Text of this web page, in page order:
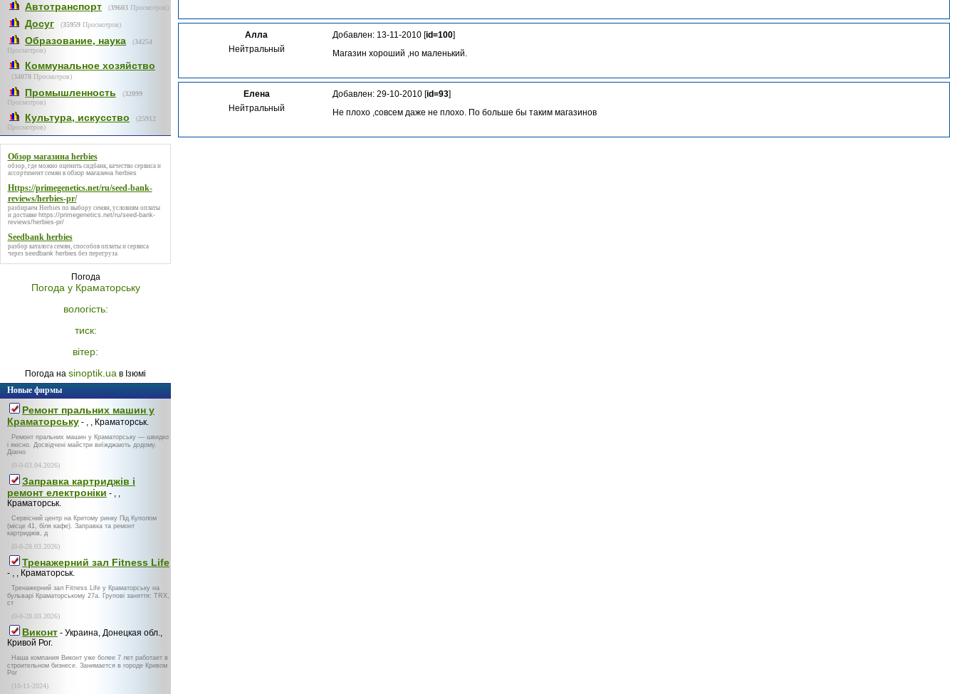
Автотранспорт (39603 Просмотров)
Досуг (35959 Просмотров)
Образование, наука (34254
Просмотров)
Коммунальное хозяйство
(34078 Просмотров)
Промышленность (32099
Просмотров)
Культура, искусство (25912
Просмотров)
Обзор магазина herbies
обзор, где можно оценить сидбанк, качество сервиса и
ассортимент семян в обзор магазина herbies
Https://primegenetics.net/ru/seed-bank-
reviews/herbies-pr/
разбираем Herbies по выбору семян, условиям оплаты
и доставке https://primegenetics.net/ru/seed-bank-
reviews/herbies-pr/
Seedbank herbies
разбор каталога семян, способов оплаты и сервиса
через seedbank herbies без перегруза
Погода
Погода у Краматорську
вологість:
тиск:
вітер:
Погода на sinoptik.ua в Ізюмі
Новые фирмы
Ремонт пральних машин у
Краматорську - , , Краматорськ.
Ремонт пральних машин у Краматорську — швидко
і якісно. Досвідчені майстри виїжджають додому.
Діагно
(0-0-03.04.2026)
Заправка картриджів і
ремонт електроніки - , ,
Краматорськ.
Сервісний центр на Критому ринку Під Куполом
(місце 41, біля кафе). Заправка та ремонт
картриджів, д
(0-0-28.03.2026)
Тренажерний зал Fitness Life
- , , Краматорськ.
Тренажерний зал Fitness Life у Краматорську на
бульварі Краматорському 27а. Групові заняття: TRX,
ст
(0-0-28.03.2026)
Виконт - Украина, Донецкая обл.,
Кривой Рог.
Наша компания Виконт уже более 7 лет работает в
строительном бизнесе. Занимается в городе Кривом
Рог
(10-11-2024)
Алла
Нейтральный
Добавлен: 13-11-2010 [id=100]
Магазин хороший ,но маленький.
Елена
Нейтральный
Добавлен: 29-10-2010 [id=93]
Не плохо ,совсем даже не плохо. По больше бы таким магазинов